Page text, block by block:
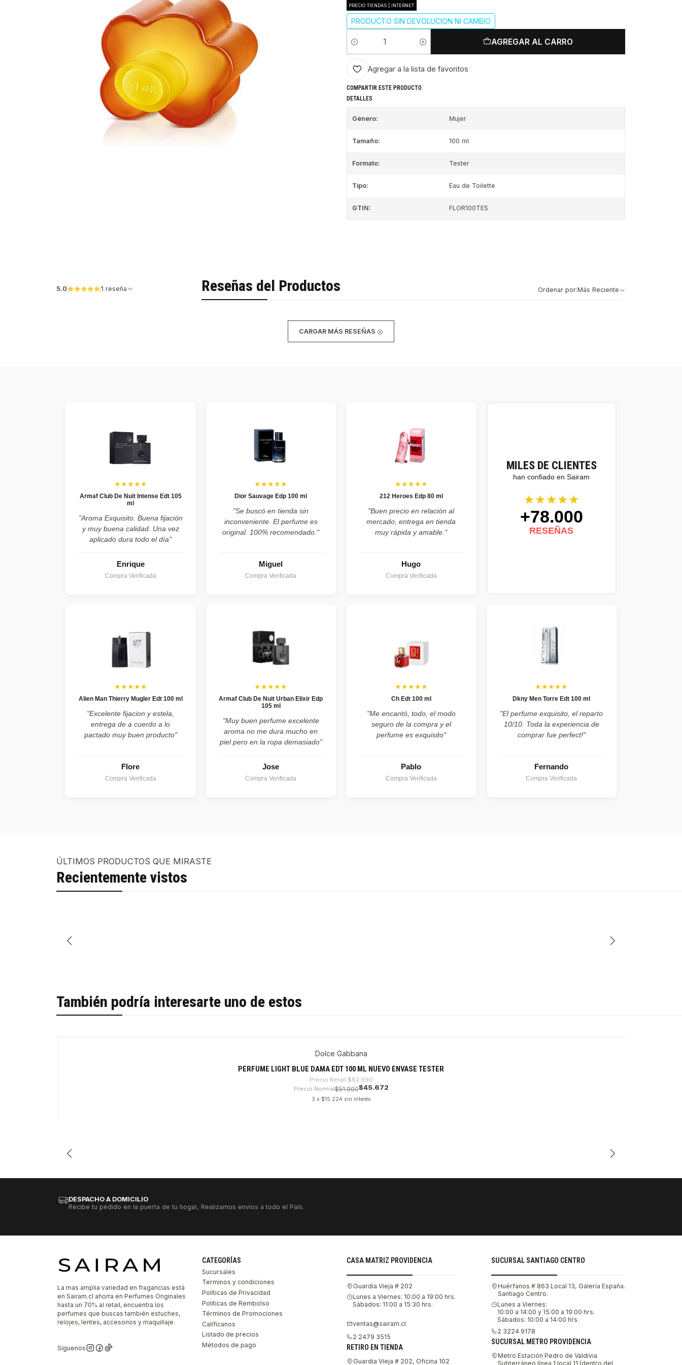
PRECIO TIENDAS | INTERNET
PRODUCTO SIN DEVOLUCION NI CAMBIO
Cantidad
AGREGAR AL CARRO
Agregar a la lista de favoritos
COMPARTIR ESTE PRODUCTO
DETALLES
Género: Mujer
Tamaño: 100 ml
Formato: Tester
Tipo: Eau de Toilette
GTIN: FLOR100TES
Reseñas del Productos
5.0 1 reseña Ordenar por:Más Reciente
CARGAR MÁS RESEÑAS
MILES DE CLIENTES
han confiado en Sairam
★★★★★
+78.000
RESEÑAS
★★★★★
Armaf Club De Nuit Intense Edt 105
ml
"Aroma Exquisito. Buena fijación
y muy buena calidad. Una vez
aplicado dura todo el día"
Enrique
Compra Verificada
★★★★★
Dior Sauvage Edp 100 ml
"Se buscó en tienda sin
inconveniente. El perfume es
original. 100% recomendado."
Miguel
Compra Verificada
★★★★★
212 Heroes Edp 80 ml
"Buen precio en relación al
mercado, entrega en tienda
muy rápida y amable."
Hugo
Compra Verificada
★★★★★
Alien Man Thierry Mugler Edt 100 ml
"Excelente fijacion y estela,
entrega de a cuerdo a lo
pactado muy buen producto"
Flore
Compra Verificada
★★★★★
Armaf Club De Nuit Urban Elixir Edp
105 ml
"Muy buen perfume excelente
aroma no me dura mucho en
piel pero en la ropa demasiado"
Jose
Compra Verificada
★★★★★
Ch Edt 100 ml
"Me encantó, todo, el modo
seguro de la compra y el
perfume es exquisito"
Pablo
Compra Verificada
★★★★★
Dkny Men Torre Edt 100 ml
"El perfume exquisito, el reparto
10/10. Toda la experiencia de
comprar fue perfect!"
Fernando
Compra Verificada
ÚLTIMOS PRODUCTOS QUE MIRASTE
Recientemente vistos
También podría interesarte uno de estos
Dolce Gabbana
PERFUME LIGHT BLUE DAMA EDT 100 ML NUEVO ENVASE TESTER
Precio Retail $62.990
Precio Normal$51.900$45.672
3 x $15.224 sin interés
DESPACHO A DOMICILIO
Recibe tu pedido en la puerta de tu hogar, Realizamos envíos a todo el País.
La mas amplia variedad en fragancias está
en Sairam.cl ahorra en Perfumes Originales
hasta un 70% al retail, encuentra los
perfumes que buscas también estuches,
relojes, lentes, accesorios y maquillaje.
Síguenos
CATEGORÍAS
Sucursales
Terminos y condiciones
Políticas de Privacidad
Políticas de Rembolso
Términos de Promociones
Califícanos
Listado de precios
Métodos de pago
CASA MATRIZ PROVIDENCIA
Guardia Vieja # 202
Lunes a Viernes: 10:00 a 19:00 hrs.
Sábados: 11:00 a 15:30 hrs.
ventas@sairam.cl
2 2479 3515
RETIRO EN TIENDA
Guardia Vieja # 202, Oficina 102
SUCURSAL SANTIAGO CENTRO
Huérfanos # 863 Local 13, Galería España.
Santiago Centro.
Lunes a Viernes:
10:00 a 14:00 y 15:00 a 19:00 hrs.
Sábados: 10:00 a 14:00 hrs.
2 3224 9178
SUCURSAL METRO PROVIDENCIA
Metro Estación Pedro de Valdivia
Subterráneo línea 1 local 11 (dentro del